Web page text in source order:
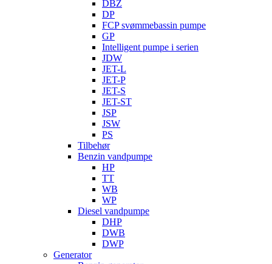
DBZ
DP
FCP svømmebassin pumpe
GP
Intelligent pumpe i serien
JDW
JET-L
JET-P
JET-S
JET-ST
JSP
JSW
PS
Tilbehør
Benzin vandpumpe
HP
TT
WB
WP
Diesel vandpumpe
DHP
DWB
DWP
Generator